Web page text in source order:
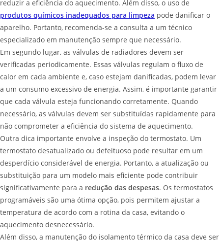
reduzir a eficiência do aquecimento. Além disso, o uso de
produtos químicos inadequados para limpeza pode danificar o
aparelho. Portanto, recomenda-se a consulta a um técnico
especializado em manutenção sempre que necessário.
Em segundo lugar, as válvulas de radiadores devem ser
verificadas periodicamente. Essas válvulas regulam o fluxo de
calor em cada ambiente e, caso estejam danificadas, podem levar
a um consumo excessivo de energia. Assim, é importante garantir
que cada válvula esteja funcionando corretamente. Quando
necessário, as válvulas devem ser substituídas rapidamente para
não comprometer a eficiência do sistema de aquecimento.
Outra dica importante envolve a inspeção do termostato. Um
termostato desatualizado ou defeituoso pode resultar em um
desperdício considerável de energia. Portanto, a atualização ou
substituição para um modelo mais eficiente pode contribuir
significativamente para a redução das despesas. Os termostatos
programáveis são uma ótima opção, pois permitem ajustar a
temperatura de acordo com a rotina da casa, evitando o
aquecimento desnecessário.
Além disso, a manutenção do isolamento térmico da casa deve ser